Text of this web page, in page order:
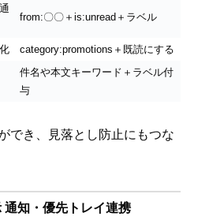
from:〇〇＋is:unread＋ラベル
category:promotions＋既読にする
件名や本文キーワード＋ラベル付
与
でき、見落とし防止にもつな
知・優先トレイ連携